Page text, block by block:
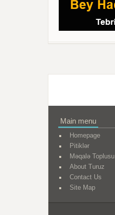
Main menu
Homepage
Pitiklər
Məqalə Toplusu
About Turuz
Contact Us
Site Map